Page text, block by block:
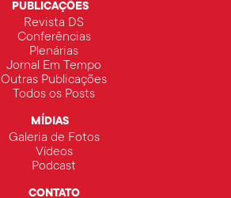
PUBLICAÇÕES
Revista DS
Conferências
Plenárias
Jornal Em Tempo
Outras Publicações
Todos os Posts
MÍDIAS
Galeria de Fotos
Vídeos
Podcast
CONTATO